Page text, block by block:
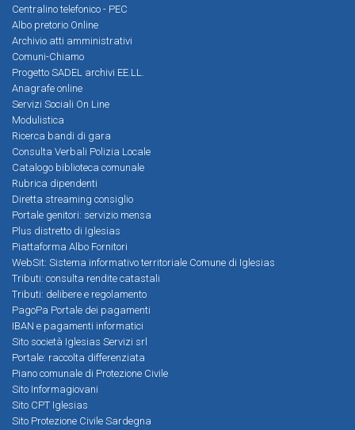
Centralino telefonico - PEC
Albo pretorio Online
Archivio atti amministrativi
Comuni-Chiamo
Progetto SADEL archivi EE.LL.
Anagrafe online
Servizi Sociali On Line
Modulistica
Ricerca bandi di gara
Consulta Verbali Polizia Locale
Catalogo biblioteca comunale
Rubrica dipendenti
Diretta streaming consiglio
Portale genitori: servizio mensa
Plus distretto di Iglesias
Piattaforma Albo Fornitori
WebSit: Sistema informativo territoriale Comune di Iglesias
Tributi: consulta rendite catastali
Tributi: delibere e regolamento
PagoPa Portale dei pagamenti
IBAN e pagamenti informatici
Sito società Iglesias Servizi srl
Portale: raccolta differenziata
Piano comunale di Protezione Civile
Sito Informagiovani
Sito CPT Iglesias
Sito Protezione Civile Sardegna